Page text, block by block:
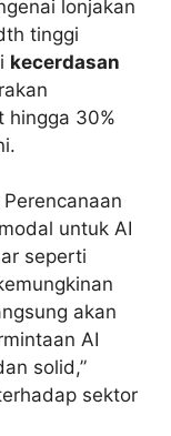
lonjakan
tinggi
kecerdasan
hingga 30%
untuk AI
seperti
akan
AI
solid,”
sektor